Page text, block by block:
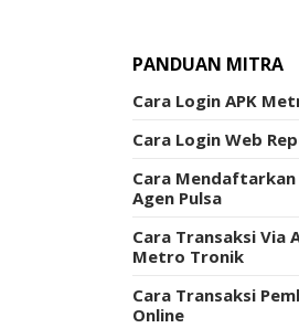
PANDUAN MITRA
Cara Login APK
Cara Login Web
Cara
Agen Pulsa
Cara Transaksi Via
Metro Tronik
Cara Transaksi
Online